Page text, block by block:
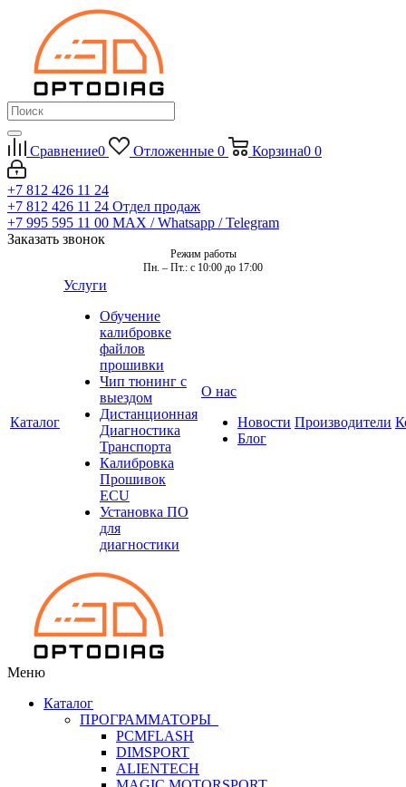
Сравнение0 Отложенные 0 Корзина0 0
+7 812 426 11 24
+7 812 426 11 24 Отдел продаж
+7 995 595 11 00 MAX / Whatsapp / Telegram
Заказать звонок
Режим работы
Пн. – Пт.: с 10:00 до 17:00
Каталог
Услуги
Обучение
калибровке
файлов
прошивки
Чип тюнинг с
выездом
Дистанционная
Диагностика
Транспорта
Калибровка
Прошивок
ECU
Установка ПО
для
диагностики
О нас
Новости
Блог
Производители
Меню
Каталог
ПРОГРАММАТОРЫ
PCMFLASH
DIMSPORT
ALIENTECH